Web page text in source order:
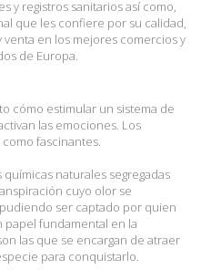
y registros sanitarios así como,
que les confiere por su calidad,
en los mejores comercios y
de Europa.
cómo estimular un sistema de
las emociones. Los
fascinantes.
naturales segregadas
cuyo olor se
ser captado por quien
papel fundamental en la
las que se encargan de atraer
para conquistarlo.